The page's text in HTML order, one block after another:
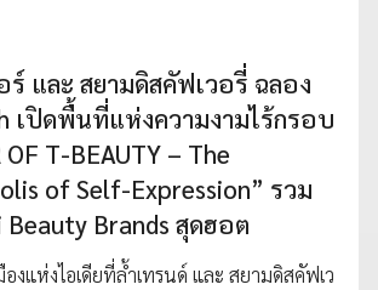
ร์ และ สยามดิสคัฟเวอรี่ ฉลอง
เปิดพื้นที่แห่งความงามไร้กรอบ
OF T-BEAUTY – The
of Self-Expression” รวม
Beauty Brands สุดฮอต
องแห่งไอเดียที่ล้ำเทรนด์ และ สยามดิสคัฟเว